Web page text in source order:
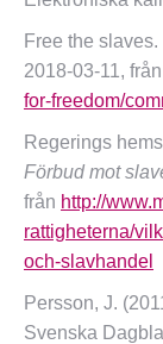
Free the slaves.
2018-03-11, från
for-freedom/
Regerings
Förbud mot
från http://
rattigheterna/
och-slavhandel
Persson, J.
Svenska